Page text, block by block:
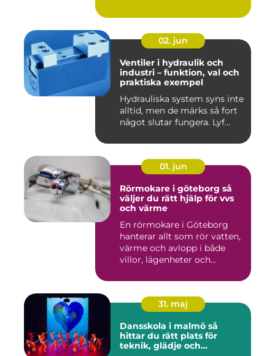
02. jun
Ventiler i hydraulik och
industri – funktion, val och
praktiska exempel
Hydrauliska system syns inte
alltid, men de märks så fort
något slutar fungera. Lyf...
01. jun
Rörmokare i göteborg så
väljer du rätt hjälp för vvs
och värme
En rörmokare i Göteborg
hanterar allt som rör vatten,
värme och avlopp i både
villor, lägenheter och...
31. maj
Dansskola i malmö så
hittar du rätt plats för
teknik, glädje och